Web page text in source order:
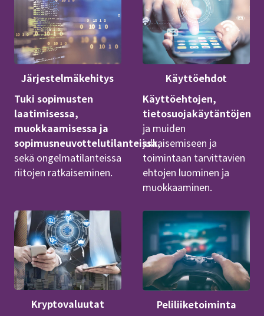
Järjestelmäkehitys
Tuki sopimusten
laatimisessa,
muokkaamisessa ja
sopimusneuvottelutilanteissa,
sekä ongelmatilanteissa
riitojen ratkaiseminen.
Käyttöehdot
Käyttöehtojen,
tietosuojakäytäntöjen
ja muiden
julkaisemiseen ja
toimintaan tarvittavien
ehtojen luominen ja
muokkaaminen.
Kryptovaluutat
Peliliiketoiminta